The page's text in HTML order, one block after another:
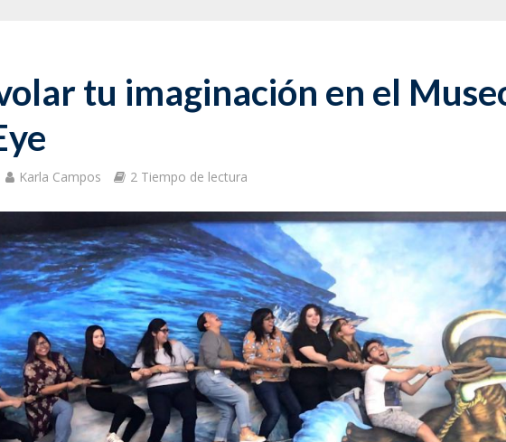
tu imaginación en el
Karla Campos 2 Tiempo de lectura